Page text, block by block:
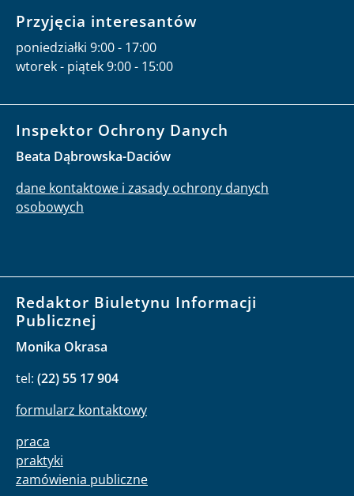
Przyjęcia interesantów
poniedziałki 9:00 - 17:00
wtorek - piątek 9:00 - 15:00
Inspektor Ochrony Danych
Beata Dąbrowska-Daciów
dane kontaktowe i zasady ochrony danych
osobowych
Redaktor Biuletynu Informacji
Publicznej
Monika Okrasa
tel: (22) 55 17 904
formularz kontaktowy
praca
praktyki
zamówienia publiczne